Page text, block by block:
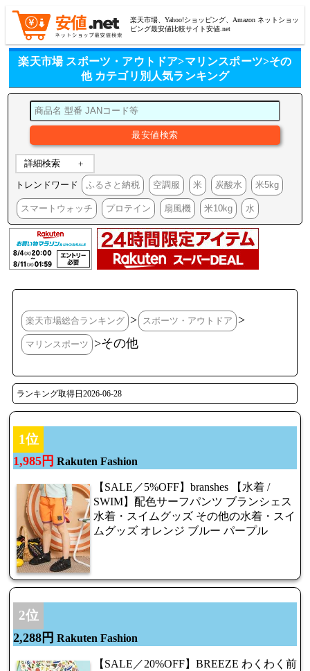
楽天市場、Yahoo!ショッピング、Amazon ネットショッ
ピング最安値比較サイト安値.net
楽天市場 スポーツ・アウトドア>マリンスポーツ>その
他 カテゴリ別人気ランキング
詳細検索
トレンドワード ふるさと納税 空調服 米 炭酸水 米5kg
スマートウォッチ プロテイン 扇風機 米10kg 水
楽天市場総合ランキング > スポーツ・アウトドア >
マリンスポーツ >その他
ランキング取得日2026-06-28
1位
1,985円 Rakuten Fashion
【SALE／5%OFF】branshes 【水着 /
SWIM】配色サーフパンツ ブランシェス
水着・スイムグッズ その他の水着・スイ
ムグッズ オレンジ ブルー パープル
2位
2,288円 Rakuten Fashion
【SALE／20%OFF】BREEZE わくわく前